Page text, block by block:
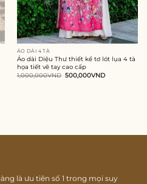
ÁO DÀI 4 TÀ
Áo dài Diệu Thư thiết kế tơ lót lụa 4 tà
họa tiết vẽ tay cao cấp
1,000,000VND Giá
500,000VNDGiá
là ưu tiên số 1 trong mọi suy